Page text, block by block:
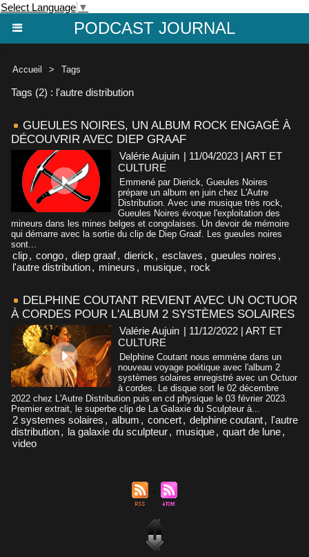
Select Language ▼
PODCAST JOURNAL
Accueil > Tags
Tags (2) : l'autre distribution
GUEULES NOIRES, UN ALBUM ROCK ENGAGÉ À
DÉCOUVRIR AVEC DIEP GRAAF
Valérie Aujuin | 11/04/2023 | ART ET
CULTURE
Emmené par Dierick, Gueules Noires
prépare un album en juin chez L'Autre
Distribution. Avec une musique très rock,
Gueules Noires évoque l'exploitation des
mineurs dans les mines belges et congolaises. Un devoir de mémoire
qui démarre avec la sortie du clip de Diep Graaf. Les gueules noires
sont...
clip, congo, diep graaf, dierick , esclaves , gueules noires ,
l'autre distribution, mineurs , musique, rock
DELPHINE COUTANT REVIENT AVEC UN OCTUOR
À CORDES POUR L'ALBUM 2 SYSTÈMES SOLAIRES
Valérie Aujuin | 11/12/2022 | ART ET
CULTURE
Delphine Coutant nous emmène dans un
nouveau voyage poétique avec l'album 2
systèmes solaires enregistré avec un Octuor
à cordes. Le disque sort le 02 décembre
2022 chez L'Autre Distribution puis en cd physique le 03 février 2023.
Premier extrait, le superbe clip de La Galaxie du Sculpteur à...
2 systemes solaires , album , concert, delphine coutant, l'autre
distribution, la galaxie du sculpteur, musique, quart de lune,
video